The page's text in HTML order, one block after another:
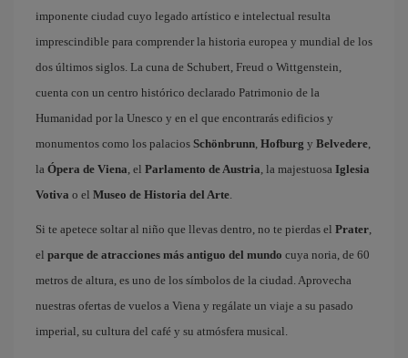
imponente ciudad cuyo legado artístico e intelectual resulta
imprescindible para comprender la historia europea y mundial de los
dos últimos siglos. La cuna de Schubert, Freud o Wittgenstein,
cuenta con un centro histórico declarado Patrimonio de la
Humanidad por la Unesco y en el que encontrarás edificios y
monumentos como los palacios Schönbrunn, Hofburg y Belvedere,
la Ópera de Viena, el Parlamento de Austria, la majestuosa Iglesia
Votiva o el Museo de Historia del Arte.
Si te apetece soltar al niño que llevas dentro, no te pierdas el Prater,
el parque de atracciones más antiguo del mundo cuya noria, de 60
metros de altura, es uno de los símbolos de la ciudad. Aprovecha
nuestras ofertas de vuelos a Viena y regálate un viaje a su pasado
imperial, su cultura del café y su atmósfera musical.